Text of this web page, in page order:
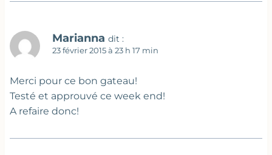
Marianna dit :
23 février 2015 à 23 h 17 min
Merci pour ce bon gateau!
Testé et approuvé ce week end!
A refaire donc!